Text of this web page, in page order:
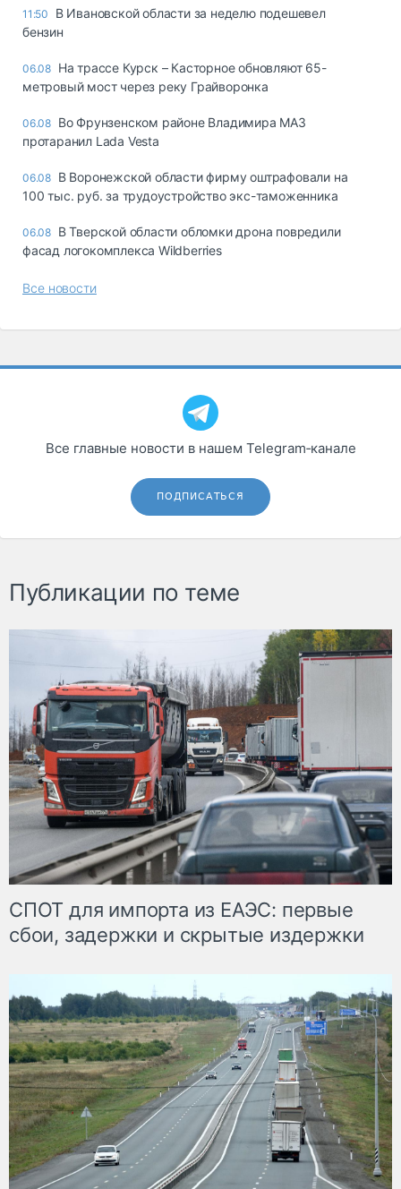
11:50
В Ивановской области за неделю подешевел
бензин
06.08 На трассе Курск – Касторное обновляют 65-
метровый мост через реку Грайворонка
06.08 Во Фрунзенском районе Владимира МАЗ
протаранил Lada Vesta
06.08 В Воронежской области фирму оштрафовали на
100 тыс. руб. за трудоустройство экс-таможенника
06.08 В Тверской области обломки дрона повредили
фасад логокомплекса Wildberries
Все новости
Все главные новости в нашем Telegram‑канале
ПОДПИСАТЬСЯ
Публикации по теме
СПОТ для импорта из ЕАЭС: первые
сбои, задержки и скрытые издержки